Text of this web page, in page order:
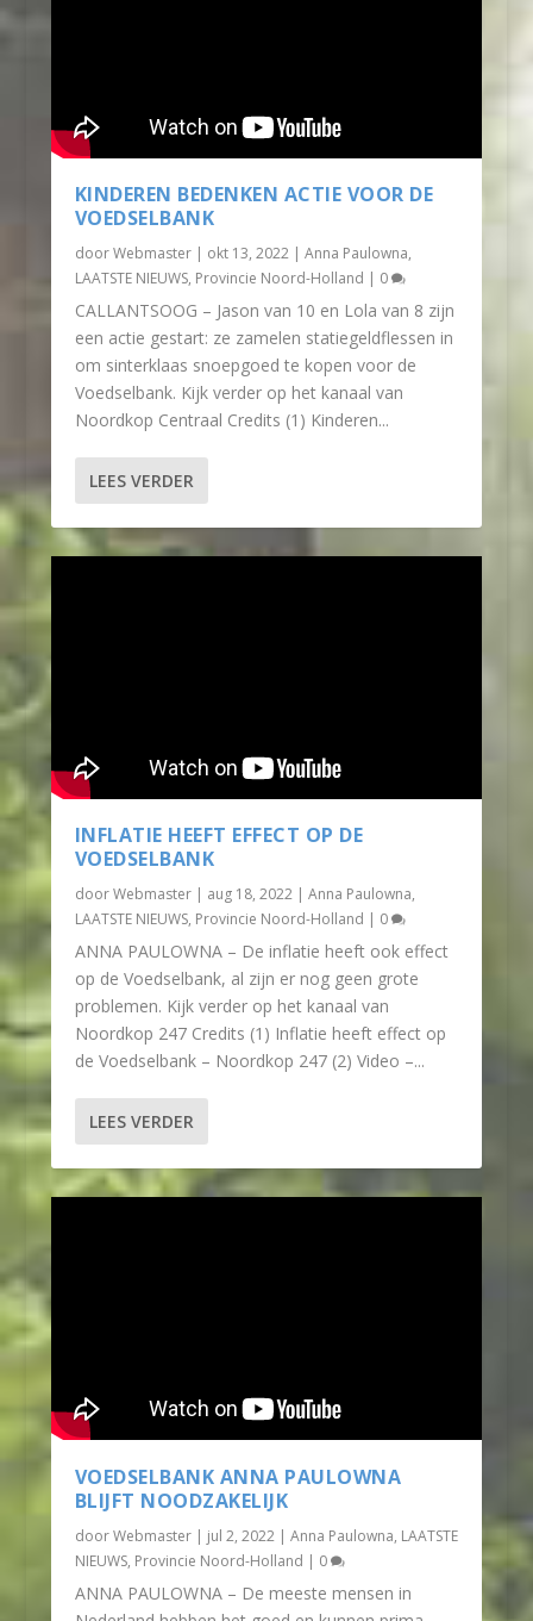
KINDEREN BEDENKEN ACTIE VOOR DE
VOEDSELBANK
doorWebmaster| okt 13, 2022| Anna Paulowna,
LAATSTE NIEUWS, Provincie Noord-Holland | 0
CALLANTSOOG – Jason van 10 en Lola van 8 zijn
een actie gestart: ze zamelen statiegeldflessen in
om sinterklaas snoepgoed te kopen voor de
Voedselbank. Kijk verder op het kanaal van
Noordkop Centraal Credits (1) Kinderen...
LEES VERDER
INFLATIE HEEFT EFFECT OP DE
VOEDSELBANK
doorWebmaster| aug 18, 2022| Anna Paulowna,
LAATSTE NIEUWS, Provincie Noord-Holland | 0
ANNA PAULOWNA – De inflatie heeft ook effect
op de Voedselbank, al zijn er nog geen grote
problemen. Kijk verder op het kanaal van
Noordkop 247 Credits (1) Inflatie heeft effect op
de Voedselbank – Noordkop 247 (2) Video –...
LEES VERDER
VOEDSELBANK ANNA PAULOWNA
BLIJFT NOODZAKELIJK
doorWebmaster| jul 2, 2022| Anna Paulowna, LAATSTE
NIEUWS, Provincie Noord-Holland | 0
ANNA PAULOWNA – De meeste mensen in